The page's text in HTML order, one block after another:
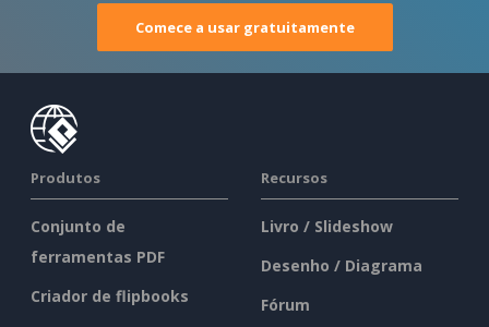
Comece a usar gratuitamente
Produtos
Conjunto de
ferramentas PDF
Criador de flipbooks
Recursos
Livro / Slideshow
Desenho / Diagrama
Fórum